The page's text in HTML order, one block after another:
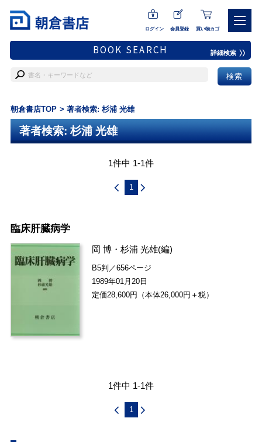
ログイン 会員登録 買い物カゴ
BOOK SEARCH 詳細検索
朝倉書店TOP 著者検索: 杉浦 光雄
著者検索: 杉浦 光雄
1件中 1-1件
1
臨床肝臓病学
岡 博 ・杉浦 光雄(編)
B5判／656ページ
1989年01月20日
定価28,600円（本体26,000円＋税）
1件中 1-1件
1